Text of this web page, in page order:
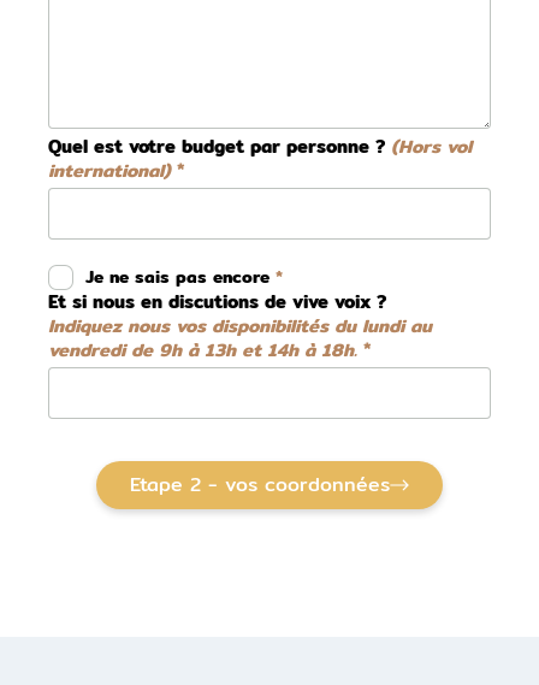
Quel est votre budget par personne ? (Hors vol
international)
Je ne sais pas encore
Et si nous en discutions de vive voix ?
Indiquez nous vos disponibilités du lundi au
vendredi de 9h à 13h et 14h à 18h.
Etape 2 - vos coordonnées